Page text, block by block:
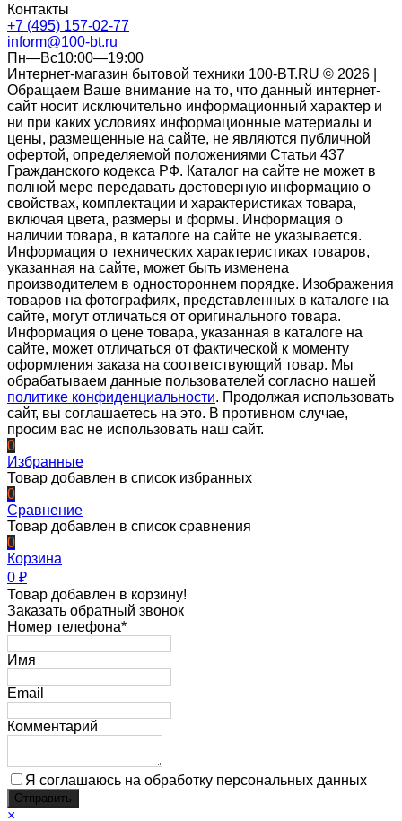
Контакты
+7 (495) 157-02-77
inform@100-bt.ru
Пн—Вс10:00—19:00
Интернет-магазин бытовой техники 100-BT.RU © 2026 |
Обращаем Ваше внимание на то, что данный интернет-
сайт носит исключительно информационный характер и
ни при каких условиях информационные материалы и
цены, размещенные на сайте, не являются публичной
офертой, определяемой положениями Статьи 437
Гражданского кодекса РФ. Каталог на сайте не может в
полной мере передавать достоверную информацию о
свойствах, комплектации и характеристиках товара,
включая цвета, размеры и формы. Информация о
наличии товара, в каталоге на сайте не указывается.
Информация о технических характеристиках товаров,
указанная на сайте, может быть изменена
производителем в одностороннем порядке. Изображения
товаров на фотографиях, представленных в каталоге на
сайте, могут отличаться от оригинального товара.
Информация о цене товара, указанная в каталоге на
сайте, может отличаться от фактической к моменту
оформления заказа на соответствующий товар. Мы
обрабатываем данные пользователей согласно нашей
политике конфиденциальности. Продолжая использовать
сайт, вы соглашаетесь на это. В противном случае,
просим вас не использовать наш сайт.
0
Избранные
Товар добавлен в список избранных
0
Сравнение
Товар добавлен в список сравнения
0
Корзина
0 ₽
Товар добавлен в корзину!
Заказать обратный звонок
Номер телефона*
Имя
Email
Комментарий
Я соглашаюсь на обработку персональных данных
×